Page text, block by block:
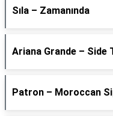
Sıla – Zamanında
Ariana Grande – Side
Patron – Moroccan